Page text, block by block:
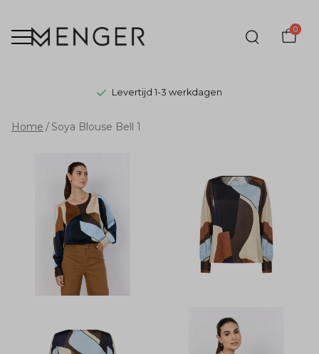
0
Levertijd 1-3 werkdagen
Soya
Blouse
Bell
Menger
Mode
Home Soya Blouse Bell 1